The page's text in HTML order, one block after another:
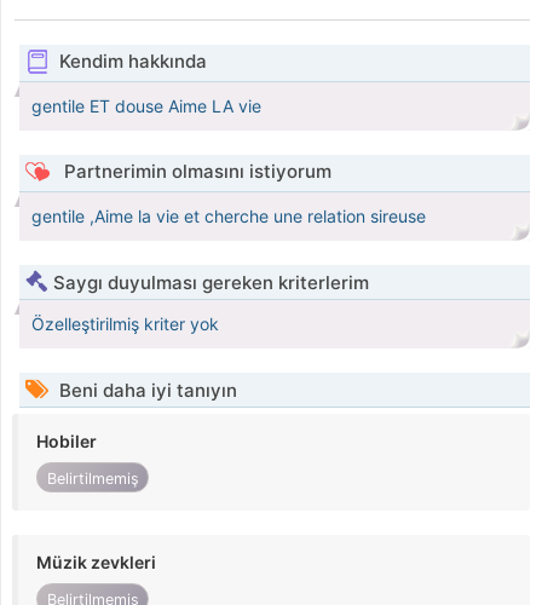
Kendim hakkında
gentile ET douse Aime LA vie
Partnerimin olmasını istiyorum
gentile ,Aime la vie et cherche une relation sireuse
Saygı duyulması gereken kriterlerim
Özelleştirilmiş kriter yok
Beni daha iyi tanıyın
Hobiler
Belirtilmemiş
Müzik zevkleri
Belirtilmemiş